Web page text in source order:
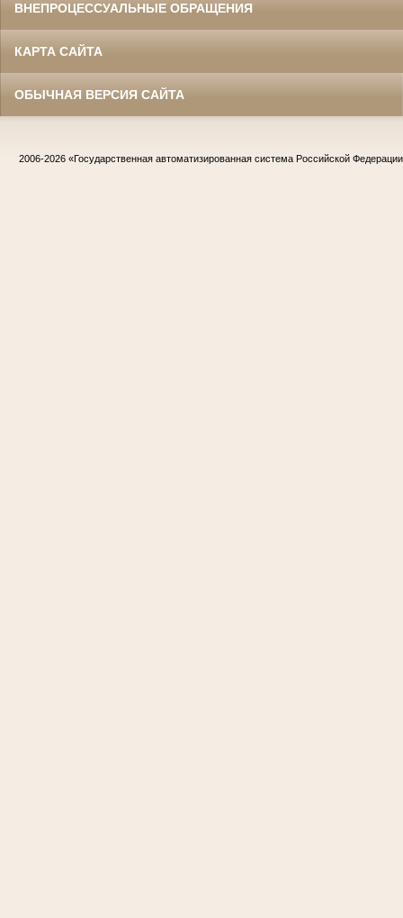
ВНЕПРОЦЕССУАЛЬНЫЕ ОБРАЩЕНИЯ
КАРТА САЙТА
ОБЫЧНАЯ ВЕРСИЯ САЙТА
2006-2026 «Государственная автоматизированная система Российской